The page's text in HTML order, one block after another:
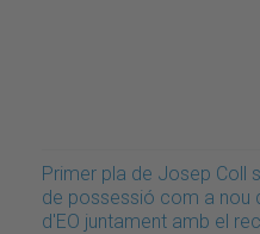
Primer pla de Josep Coll
de possessió com a nou
d'EO juntament amb el